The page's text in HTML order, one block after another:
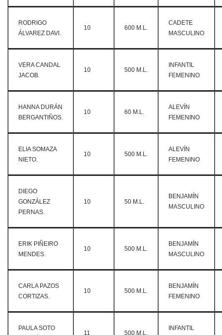
RODRIGO
ÁLVAREZ DAVI.
10 600 M.L.
CADETE
MASCULINO
VERA CANDAL
JACOB.
10 500 M.L.
INFANTIL
FEMENINO
HANNA DURÁN
BERGANTIÑOS.
10 60 M.L.
ALEVÍN
FEMENINO
ELIA SOMAZA
NIETO.
10 500 M.L.
ALEVÍN
FEMENINO
DIEGO
GONZÁLEZ
PERNAS.
10 50 M.L.
BENJAMÍN
MASCULINO
ERIK PIÑEIRO
MENDES.
10 500 M.L.
BENJAMÍN
MASCULINO
CARLA PAZOS
CORTIZAS.
10 500 M.L.
BENJAMÍN
FEMENINO
PAULA SOTO
11 500 M.L.
INFANTIL